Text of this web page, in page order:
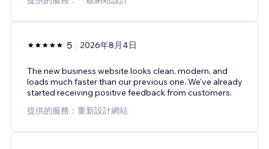
5 2026年8月4日
The new business website looks clean, modern, and
loads much faster than our previous one. We've already
started receiving positive feedback from customers.
提供的服務：重新設計網站